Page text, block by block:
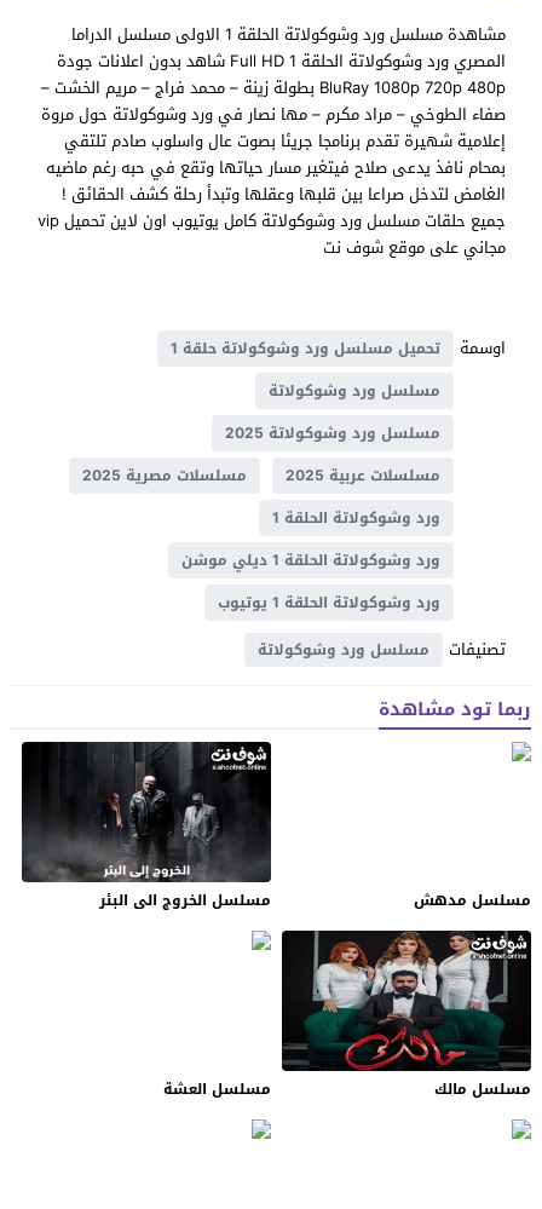
مشاهدة مسلسل ورد وشوكولاتة الحلقة 1 الاولى مسلسل الدراما
المصري ورد وشوكولاتة الحلقة 1 Full HD شاهد بدون اعلانات جودة
BluRay 1080p 720p 480p بطولة زينة – محمد فراج – مريم الخشت –
صفاء الطوخي – مراد مكرم – مها نصار في ورد وشوكولاتة حول مروة
إعلامية شهيرة تقدم برنامجا جريئا بصوت عال واسلوب صادم تلتقي
بمحام نافذ يدعى صلاح فيتغير مسار حياتها وتقع في حبه رغم ماضيه
الغامض لتدخل صراعا بين قلبها وعقلها وتبدأ رحلة كشف الحقائق !
جميع حلقات مسلسل ورد وشوكولاتة كامل يوتيوب اون لاين تحميل vip
مجاني على موقع شوف نت
اوسمة
تحميل مسلسل ورد وشوكولاتة حلقة 1
مسلسل ورد وشوكولاتة
مسلسل ورد وشوكولاتة 2025
مسلسلات عربية 2025
مسلسلات مصرية 2025
ورد وشوكولاتة الحلقة 1
ورد وشوكولاتة الحلقة 1 ديلي موشن
ورد وشوكولاتة الحلقة 1 يوتيوب
تصنيفات مسلسل ورد وشوكولاتة
ربما تود مشاهدة
مسلسل مدهش مسلسل الخروج الى البئر
مسلسل مالك مسلسل العشة